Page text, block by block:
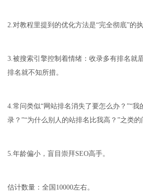
2.对教程里提到的优化方法是“完全彻底”的
3.被搜索引擎控制着情绪：收录多有排名就
排名就不知所措。
4.常问类似“网站排名消失了要怎么办？”“我
录？”“为什么别人的站排名比我高？”之类的
5.年龄偏小，盲目崇拜SEO高手。
估计数量：全国10000左右。